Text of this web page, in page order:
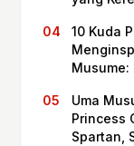
10 Kuda
Musume:
Uma
Princess
Spartan,